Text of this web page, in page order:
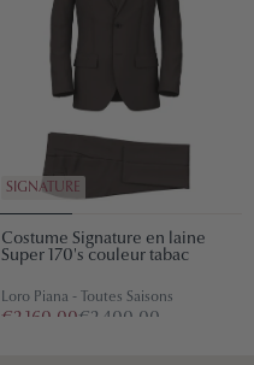
SIGNATURE
Costume Signature en laine
Super 170's couleur tabac
Loro Piana - Toutes Saisons
€2.160,00€2.400,00